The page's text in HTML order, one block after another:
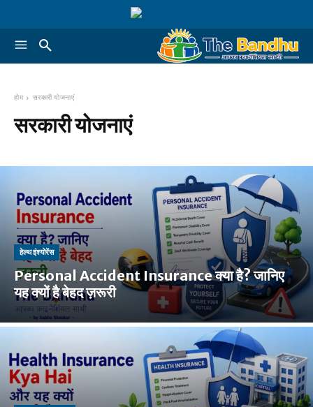
होम सरकारी योजनाएं
सरकारी योजनाएं
हेल्थ इंश्योरेंस
Personal Accident Insurance क्या है? जानिए
यह क्यों है बेहद ज़रूरी